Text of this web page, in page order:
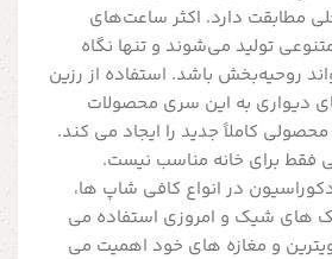
مطابقت دارد. اکثر ساعت‌های
تولید می‌شوند و تنها نگاه
روحیه‌بخش باشد. استفاده از رزین
دیواری به این سری محصولات
کاملاً جدید را ایجاد می کند.
فقط برای خانه مناسب نیست.
در انواع کافی شاپ ها،
های شیک و امروزی استفاده می
و مغازه های خود اهمیت می